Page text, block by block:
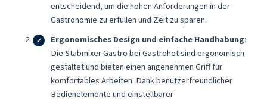
entscheidend, um die hohen Anforderungen in der
Gastronomie zu erfüllen und Zeit zu sparen.
Ergonomisches Design und einfache Handhabung:
Die Stabmixer Gastro bei Gastrohot sind ergonomisch
gestaltet und bieten einen angenehmen Griff für
komfortables Arbeiten. Dank benutzerfreundlicher
Bedienelemente und einstellbarer